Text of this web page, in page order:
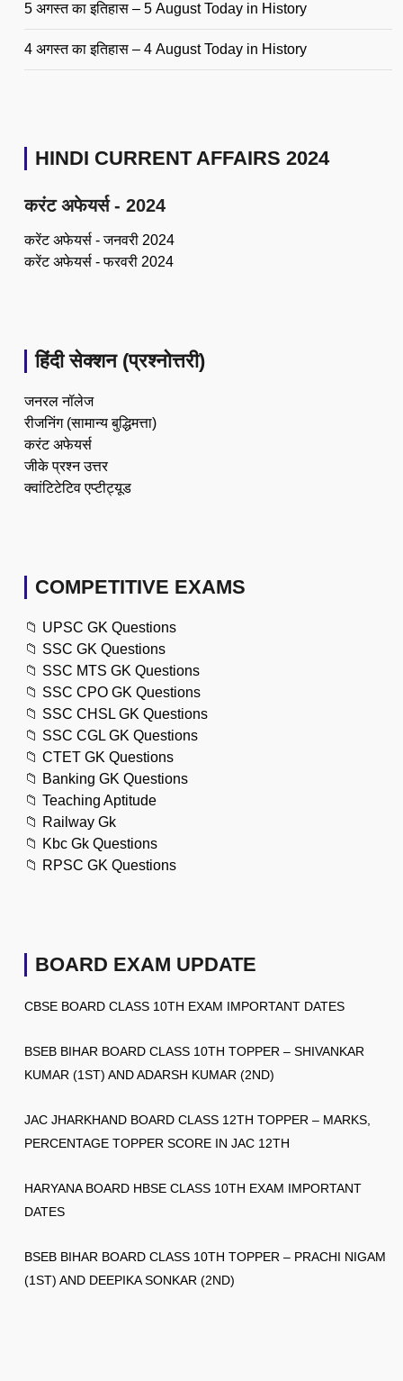
5 अगस्त का इतिहास – 5 August Today in History
4 अगस्त का इतिहास – 4 August Today in History
HINDI CURRENT AFFAIRS 2024
करंट अफेयर्स - 2024
करेंट अफेयर्स - जनवरी 2024
करेंट अफेयर्स - फरवरी 2024
हिंदी सेक्शन (प्रश्नोत्तरी)
जनरल नॉलेज
रीजनिंग (सामान्य बुद्धिमत्ता)
करंट अफेयर्स
जीके प्रश्न उत्तर
क्वांटिटेटिव एप्टीट्यूड
COMPETITIVE EXAMS
📁 UPSC GK Questions
📁 SSC GK Questions
📁 SSC MTS GK Questions
📁 SSC CPO GK Questions
📁 SSC CHSL GK Questions
📁 SSC CGL GK Questions
📁 CTET GK Questions
📁 Banking GK Questions
📁 Teaching Aptitude
📁 Railway Gk
📁 Kbc Gk Questions
📁 RPSC GK Questions
BOARD EXAM UPDATE
CBSE BOARD CLASS 10TH EXAM IMPORTANT DATES
BSEB BIHAR BOARD CLASS 10TH TOPPER – SHIVANKAR
KUMAR (1ST) AND ADARSH KUMAR (2ND)
JAC JHARKHAND BOARD CLASS 12TH TOPPER – MARKS,
PERCENTAGE TOPPER SCORE IN JAC 12TH
HARYANA BOARD HBSE CLASS 10TH EXAM IMPORTANT
DATES
BSEB BIHAR BOARD CLASS 10TH TOPPER – PRACHI NIGAM
(1ST) AND DEEPIKA SONKAR (2ND)